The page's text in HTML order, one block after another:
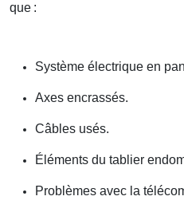
que :
Système électrique en
Axes encrassés.
Câbles usés.
Éléments du tablier
Problèmes avec la